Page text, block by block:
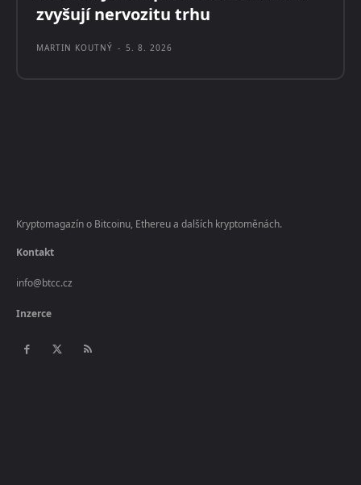
zvyšují nervozitu trhu
MARTIN KOUTNÝ - 5. 8. 2026
Kryptomagazín o Bitcoinu, Ethereu a dalších kryptoměnách.
Kontakt
info@btcc.cz
Inzerce